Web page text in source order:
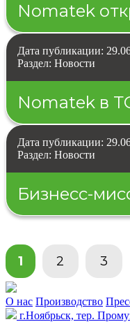
Nomatek
Дата публикации:
Раздел: Новости
Nomatek в
Дата публикации:
Раздел: Новости
Бизнесс-
1
2 3
О нас Производство
г.Ноябрьск, тер.